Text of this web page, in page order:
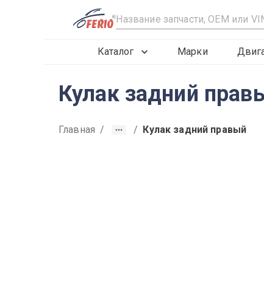
R
Каталог Марки
Кулак задний
Главная / / Кулак задний правый